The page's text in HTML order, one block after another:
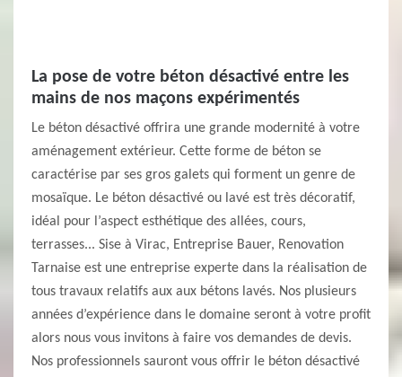
La pose de votre béton désactivé entre les
mains de nos maçons expérimentés
Le béton désactivé offrira une grande modernité à votre
aménagement extérieur. Cette forme de béton se
caractérise par ses gros galets qui forment un genre de
mosaïque. Le béton désactivé ou lavé est très décoratif,
idéal pour l’aspect esthétique des allées, cours,
terrasses... Sise à Virac, Entreprise Bauer, Renovation
Tarnaise est une entreprise experte dans la réalisation de
tous travaux relatifs aux aux bétons lavés. Nos plusieurs
années d’expérience dans le domaine seront à votre profit
alors nous vous invitons à faire vos demandes de devis.
Nos professionnels sauront vous offrir le béton désactivé